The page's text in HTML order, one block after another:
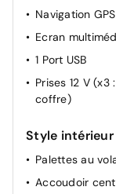
Dossier des
Réglage du
Rétroviseur
Allumage
Navigation GPS
Ecran
1 Port USB
Prises 12 V
coffre)
Style intérieur
Palettes au
Accoudoir